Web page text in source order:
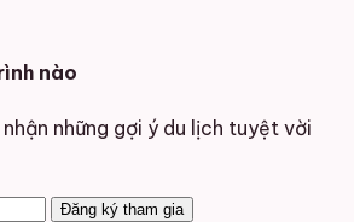
nào
những gợi ý du lịch tuyệt vời
Đăng ký tham gia